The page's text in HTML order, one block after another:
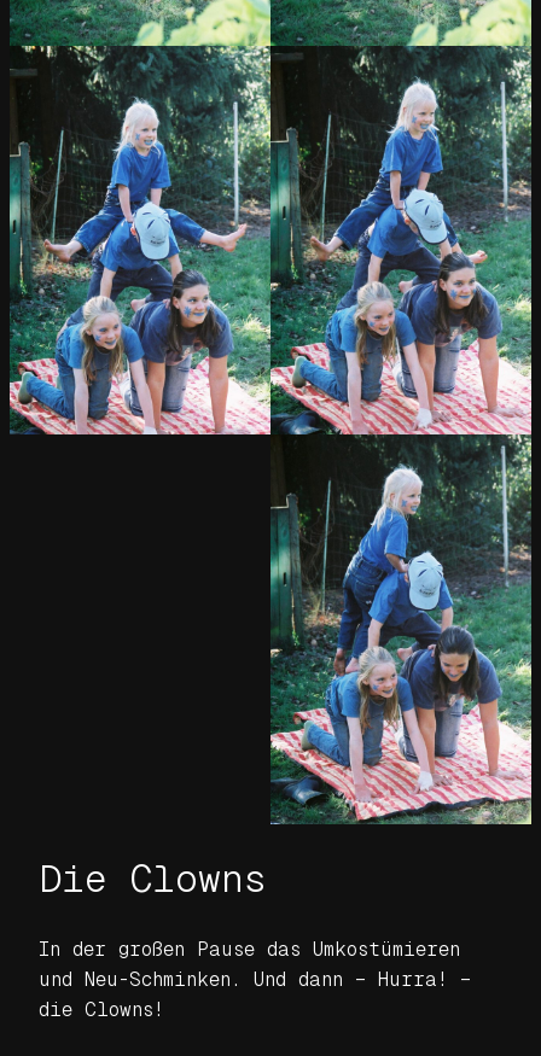
Die Clowns
In der großen Pause das Umkostümieren
und Neu-Schminken. Und dann – Hurra! –
die Clowns!